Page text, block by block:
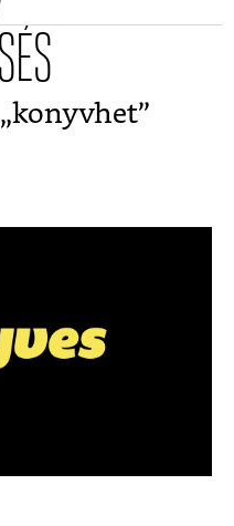
konyvhet”